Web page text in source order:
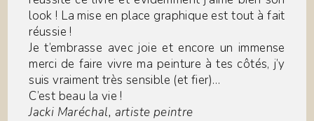
look ! La mise en place graphique est tout à fait
réussie !
Je t’embrasse avec joie et encore un immense
merci de faire vivre ma peinture à tes côtés, j’y
suis vraiment très sensible (et fier)…
C’est beau la vie !
Jacki Maréchal, artiste peintre